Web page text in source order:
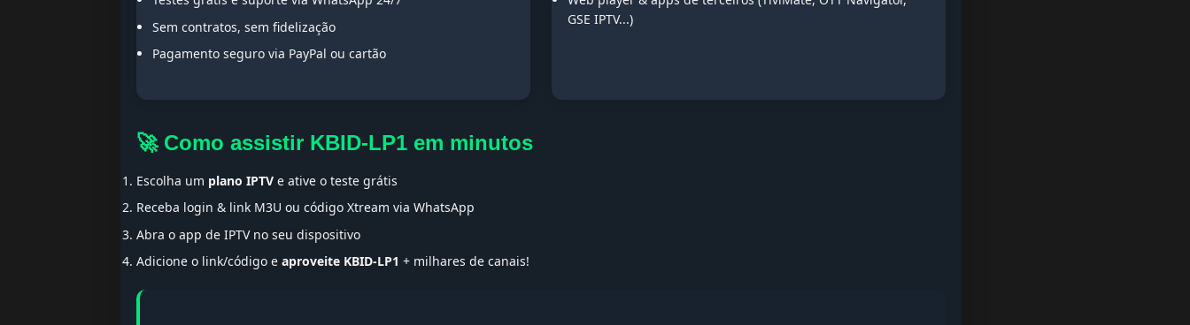
Sem contratos, sem fidelização
Pagamento seguro via PayPal ou cartão
GSE IPTV...)
🚀 Como assistir KBID-LP1 em minutos
Escolha um plano IPTV e ative o teste grátis
Receba login & link M3U ou código Xtream via WhatsApp
Abra o app de IPTV no seu dispositivo
Adicione o link/código e aproveite KBID-LP1 + milhares de canais!